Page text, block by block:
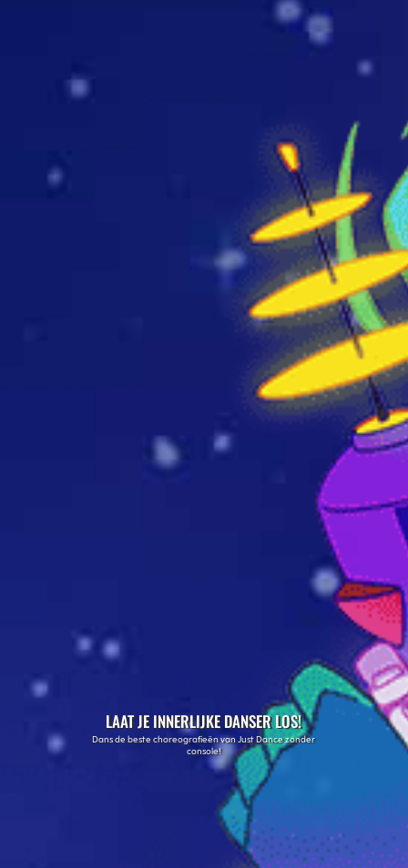
LAAT JE INNERLIJKE DANSER LOS!
Dans de beste choreografieën van Just Dance zonder
console!